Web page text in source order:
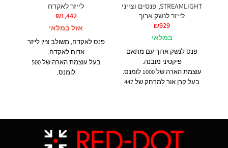
STREAMLIGHT
, פנסים וצייני
לייזר לנשק ארוך
₪929
במלאי
פנס לנשק ארוך עם מתאם
פיקטיני מובנה.
עוצמת הארה של 1000 לומנס.
בעל קרן אור למרחק של 447
STREAMLIGHT(כלול) או ע״י
לייזר לאקדח
₪1,442
אזל במלאי
פנס לאקדח, משולב ציין לייזר
אדום לאקדח.
בעל עוצמת הארה של 500
לומנס.